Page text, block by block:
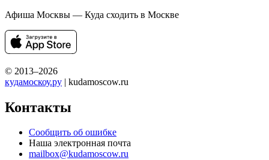
Афиша Москвы — Куда сходить в Москве
© 2013–2026
кудамоскоу.ру | kudamoscow.ru
Контакты
Сообщить об ошибке
Наша электронная почта
mailbox@kudamoscow.ru